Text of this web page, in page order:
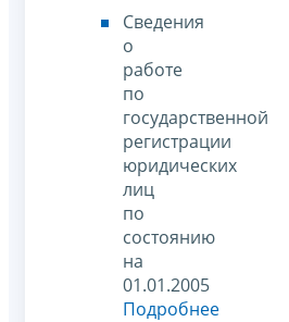
Сведения
о
работе
по
государственной
регистрации
юридических
лиц
по
состоянию
на
01.01.2005
Подробнее